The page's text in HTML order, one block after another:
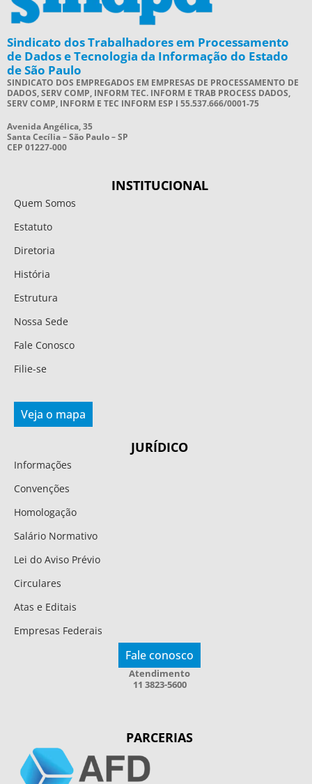
Sindicato dos Trabalhadores em Processamento
de Dados e Tecnologia da Informação do Estado
de São Paulo
SINDICATO DOS EMPREGADOS EM EMPRESAS DE PROCESSAMENTO DE
DADOS, SERV COMP, INFORM TEC. INFORM E TRAB PROCESS DADOS,
SERV COMP, INFORM E TEC INFORM ESP I 55.537.666/0001-75
Avenida Angélica, 35
Santa Cecília – São Paulo – SP
CEP 01227-000
INSTITUCIONAL
Quem Somos
Estatuto
Diretoria
História
Estrutura
Nossa Sede
Fale Conosco
Filie-se
Veja o mapa
JURÍDICO
Informações
Convenções
Homologação
Salário Normativo
Lei do Aviso Prévio
Circulares
Atas e Editais
Empresas Federais
Fale conosco
Atendimento
11 3823-5600
PARCERIAS